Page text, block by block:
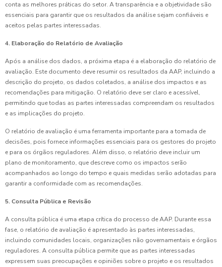
conta as melhores práticas do setor. A transparência e a objetividade são
essenciais para garantir que os resultados da análise sejam confiáveis e
aceitos pelas partes interessadas.
4. Elaboração do Relatório de Avaliação
Após a análise dos dados, a próxima etapa é a elaboração do relatório de
avaliação. Este documento deve resumir os resultados da AAP, incluindo a
descrição do projeto, os dados coletados, a análise dos impactos e as
recomendações para mitigação. O relatório deve ser claro e acessível,
permitindo que todas as partes interessadas compreendam os resultados
e as implicações do projeto.
O relatório de avaliação é uma ferramenta importante para a tomada de
decisões, pois fornece informações essenciais para os gestores do projeto
e para os órgãos reguladores. Além disso, o relatório deve incluir um
plano de monitoramento, que descreve como os impactos serão
acompanhados ao longo do tempo e quais medidas serão adotadas para
garantir a conformidade com as recomendações.
5. Consulta Pública e Revisão
A consulta pública é uma etapa crítica do processo de AAP. Durante essa
fase, o relatório de avaliação é apresentado às partes interessadas,
incluindo comunidades locais, organizações não governamentais e órgãos
reguladores. A consulta pública permite que as partes interessadas
expressem suas preocupações e opiniões sobre o projeto e os resultados